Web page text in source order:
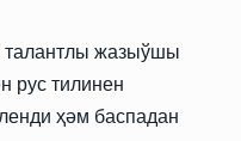
жазыўшы
рус тилинен
ҳәм баспадан